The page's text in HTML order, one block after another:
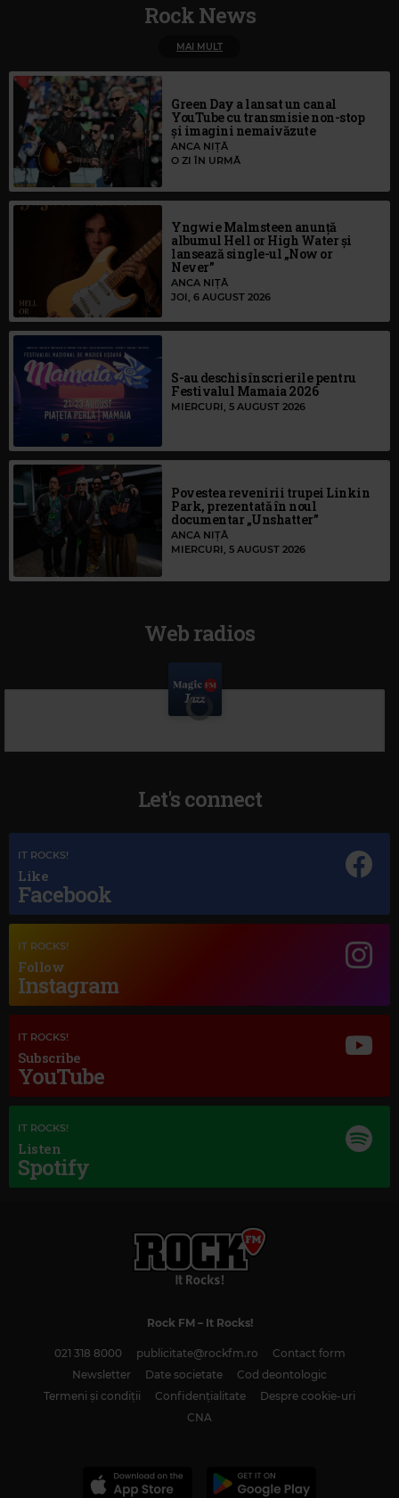
Rock News
MAI MULT
Green Day a lansat un canal
YouTube cu transmisie non-stop
și imagini nemaivăzute
ANCA NIȚĂ
O ZI ÎN URMĂ
Yngwie Malmsteen anunță
albumul Hell or High Water și
lansează single-ul „Now or
Never”
ANCA NIȚĂ
JOI, 6 AUGUST 2026
S-au deschis înscrierile pentru
Festivalul Mamaia 2026
MIERCURI, 5 AUGUST 2026
Povestea revenirii trupei Linkin
Park, prezentată în noul
documentar „Unshatter”
ANCA NIȚĂ
MIERCURI, 5 AUGUST 2026
Web radios
Magic Jazz
Let's connect
IT ROCKS!
Like
Facebook
IT ROCKS!
Follow
Instagram
IT ROCKS!
Subscribe
YouTube
IT ROCKS!
Listen
Spotify
Rock FM– It Rocks!
021 318 8000 publicitate@rockfm.ro
Contact form
Newsletter
Date societate
Cod deontologic
Termeni și condiții
Confidențialitate
Despre cookie-uri
CNA